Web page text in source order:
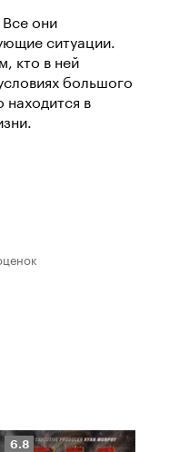
они
ситуации.
кто в ней
большого
в
Рейтинг
6.8